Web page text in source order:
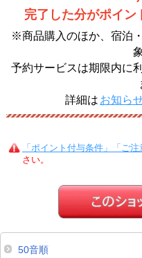
完了した分がポイン
※商品購入のほか、宿泊
予約サービスは期限内に
詳細は お知ら
「ポイント付与条件」「ご注
さい。
50音順